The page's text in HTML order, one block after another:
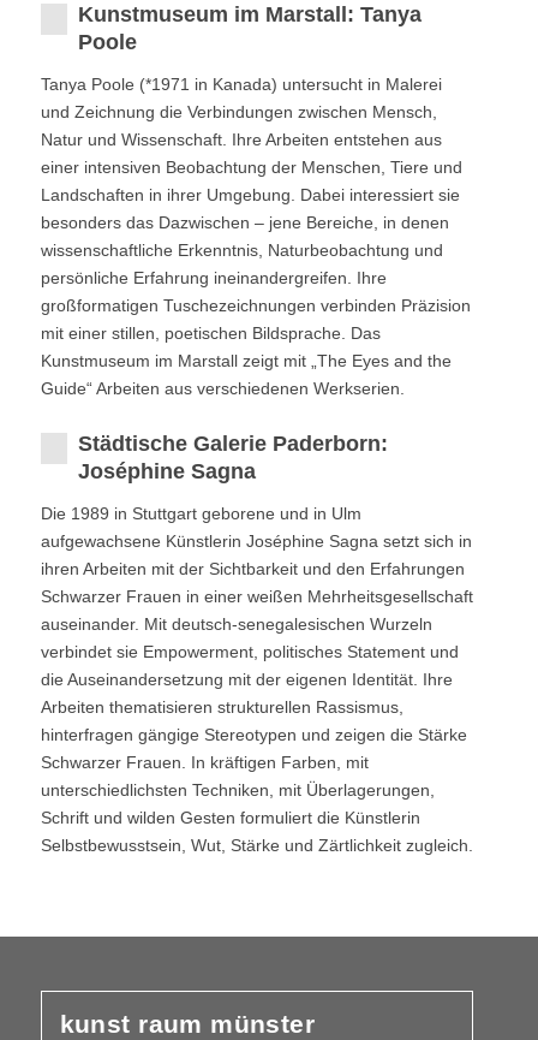
Kunstmuseum im Marstall: Tanya
Poole
Tanya Poole (*1971 in Kanada) untersucht in Malerei
und Zeichnung die Verbindungen zwischen Mensch,
Natur und Wissenschaft. Ihre Arbeiten entstehen aus
einer intensiven Beobachtung der Menschen, Tiere und
Landschaften in ihrer Umgebung. Dabei interessiert sie
besonders das Dazwischen – jene Bereiche, in denen
wissenschaftliche Erkenntnis, Naturbeobachtung und
persönliche Erfahrung ineinandergreifen. Ihre
großformatigen Tuschezeichnungen verbinden Präzision
mit einer stillen, poetischen Bildsprache. Das
Kunstmuseum im Marstall zeigt mit „The Eyes and the
Guide“ Arbeiten aus verschiedenen Werkserien.
Städtische Galerie Paderborn:
Joséphine Sagna
Die 1989 in Stuttgart geborene und in Ulm
aufgewachsene Künstlerin Joséphine Sagna setzt sich in
ihren Arbeiten mit der Sichtbarkeit und den Erfahrungen
Schwarzer Frauen in einer weißen Mehrheitsgesellschaft
auseinander. Mit deutsch-senegalesischen Wurzeln
verbindet sie Empowerment, politisches Statement und
die Auseinandersetzung mit der eigenen Identität. Ihre
Arbeiten thematisieren strukturellen Rassismus,
hinterfragen gängige Stereotypen und zeigen die Stärke
Schwarzer Frauen. In kräftigen Farben, mit
unterschiedlichsten Techniken, mit Überlagerungen,
Schrift und wilden Gesten formuliert die Künstlerin
Selbstbewusstsein, Wut, Stärke und Zärtlichkeit zugleich.
kunst raum münster